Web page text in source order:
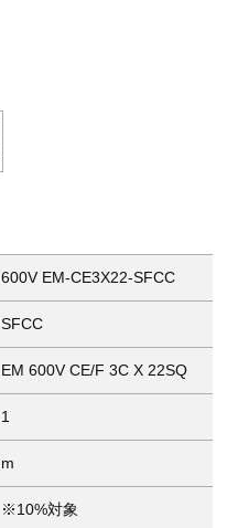
600V EM-CE3X22-SFCC
SFCC
EM 600V CE/F 3C X 22SQ
1
m
※10%対象